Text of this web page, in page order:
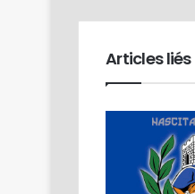
Articles liés